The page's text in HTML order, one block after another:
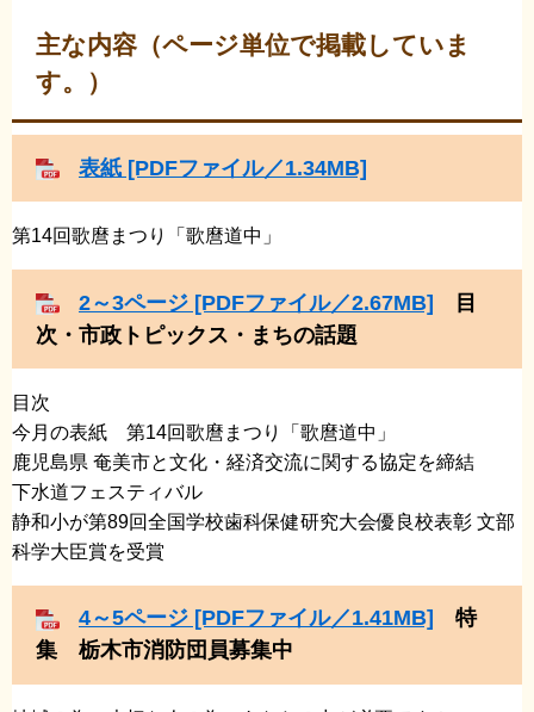
主な内容（ページ単位で掲載していま
す。）
表紙 [PDFファイル／1.34MB]
第14回歌麿まつり「歌麿道中」
2～3ページ [PDFファイル／2.67MB] 目
次・市政トピックス・まちの話題
目次
​​今月の表紙 第14回歌麿まつり「歌麿道中」​
鹿児島県 奄美市と文化・経済交流に関する協定を締結
​下水道フェスティバル
​静和小が第89回全国学校歯科保健研究大会優良校表彰 文部
科学大臣賞を受賞
4～5ページ [PDFファイル／1.41MB]
特
集 栃木市消防団員募集中